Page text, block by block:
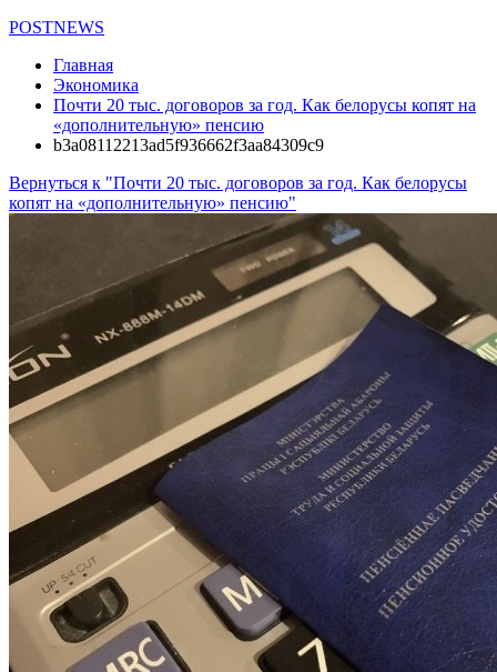
POSTNEWS
Главная
Экономика
Почти 20 тыс. договоров за год. Как белорусы копят на
«дополнительную» пенсию
b3a08112213ad5f936662f3aa84309c9
Вернуться к "Почти 20 тыс. договоров за год. Как белорусы
копят на «дополнительную» пенсию"